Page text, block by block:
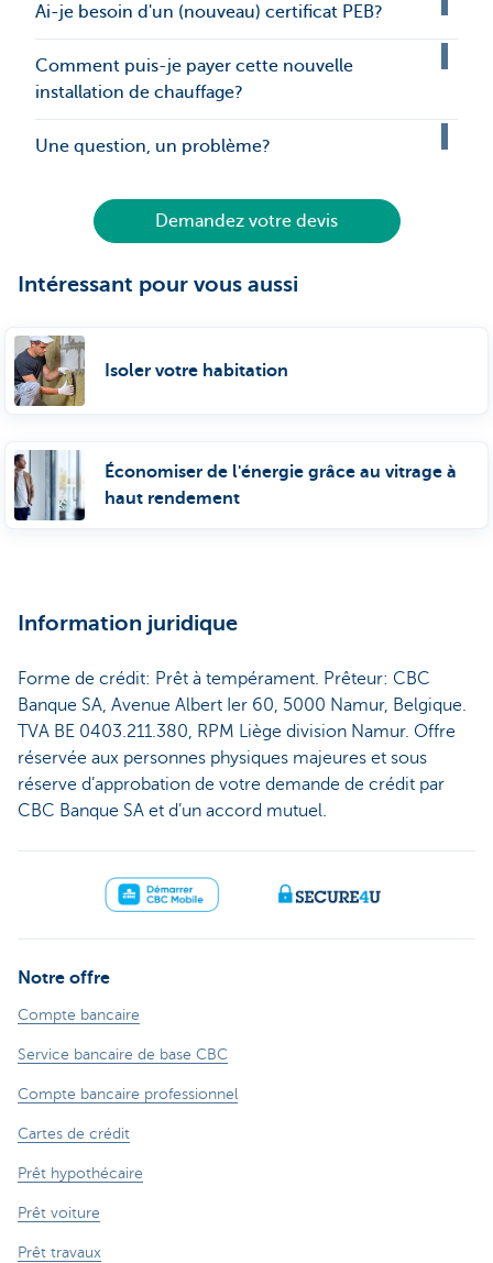
Ai-je besoin d'un (nouveau) certificat PEB?
Comment puis-je payer cette nouvelle
installation de chauffage?
Une question, un problème?
Demandez votre devis
Intéressant pour vous aussi
Isoler votre habitation
Économiser de l'énergie grâce au vitrage à
haut rendement
Information juridique
Forme de crédit: Prêt à tempérament. Prêteur: CBC
Banque SA, Avenue Albert Ier 60, 5000 Namur, Belgique.
TVA BE 0403.211.380, RPM Liège division Namur. Offre
réservée aux personnes physiques majeures et sous
réserve d’approbation de votre demande de crédit par
CBC Banque SA et d’un accord mutuel.
Notre offre
Compte bancaire
Service bancaire de base CBC
Compte bancaire professionnel
Cartes de crédit
Prêt hypothécaire
Prêt voiture
Prêt travaux